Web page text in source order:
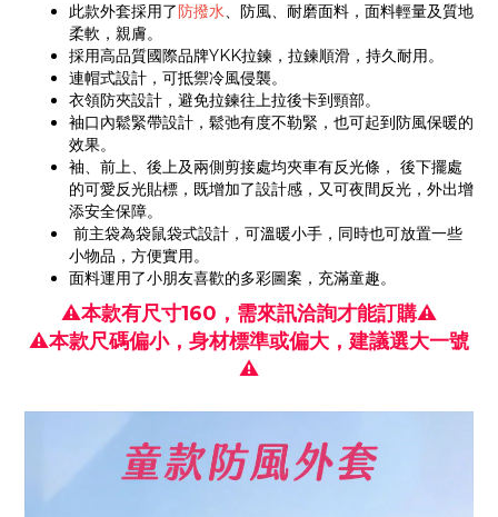
此款外套採用了防撥水、防風、耐磨面料，面料輕量及質地
柔軟，親膚。
採用高品質國際品牌YKK拉鍊，拉鍊順滑，持久耐用。
連帽式設計，可抵禦冷風侵襲。
衣領防夾設計，避免拉鍊往上拉後卡到頸部。
袖口內鬆緊帶設計，鬆弛有度不勒緊，也可起到防風保暖的
效果。
袖、前上、後上及兩側剪接處均夾車有反光條， 後下擺處
的可愛反光貼標，既增加了設計感，又可夜間反光，外出增
添安全保障。
前主袋為袋鼠袋式設計，可溫暖小手，同時也可放置一些
小物品，方便實用。
面料運用了小朋友喜歡的多彩圖案，充滿童趣。
⚠本款有尺寸160，需來訊洽詢才能訂購⚠
⚠本款尺碼偏小，身材標準或偏大，建議選大一號
⚠